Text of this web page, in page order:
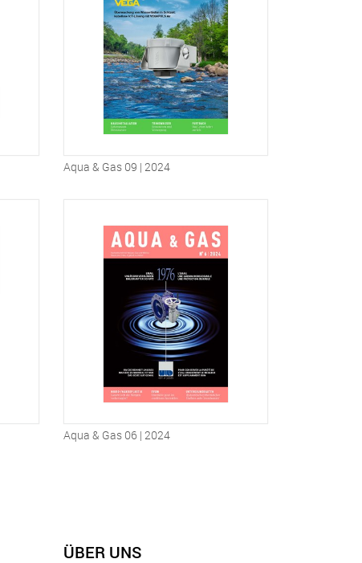
Aqua & Gas 09 | 2024
Aqua & Gas 06 | 2024
ÜBER UNS